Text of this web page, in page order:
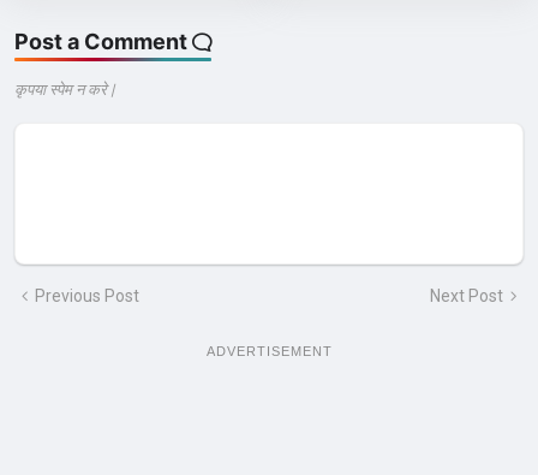
Post a Comment
कृपया स्पेम न करे |
Previous Post Next Post
ADVERTISEMENT